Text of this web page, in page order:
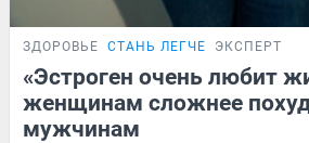
ЗДОРОВЬЕ СТАНЬ ЛЕГЧЕ ЭКСПЕРТ
«Эстроген очень любит
женщинам сложнее
мужчинам